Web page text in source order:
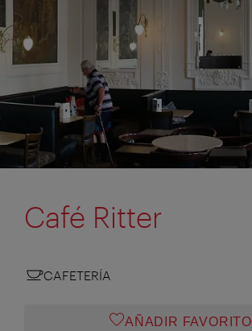
Café Ritter
CAFETERÍA
AÑADIR FAVORITO